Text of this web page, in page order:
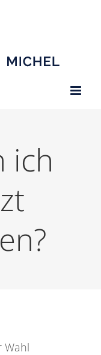
ich
Wahl